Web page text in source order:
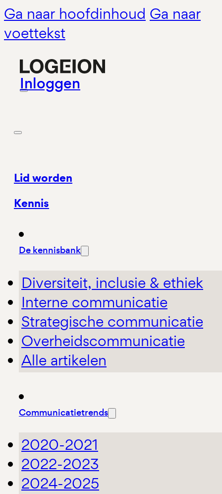
Ga naar hoofdinhoud Ga naar
voettekst
Inloggen
Lid worden
Kennis
De kennisbank
Diversiteit, inclusie & ethiek
Interne communicatie
Strategische communicatie
Overheidscommunicatie
Alle artikelen
Communicatietrends
2020-2021
2022-2023
2024-2025